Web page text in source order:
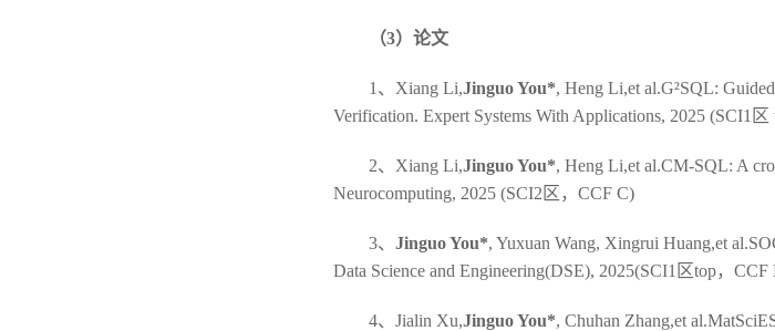
（3）论文
1、Xiang Li,Jinguo You*, Heng Li,et al.G²SQL:
Verification. Expert Systems With Applications, 2025 (SCI1
2、Xiang Li,Jinguo You*, Heng Li,et al.CM-SQL: A
Neurocomputing, 2025 (SCI2区，CCF C)
3、 Jinguo You*, Yuxuan Wang, Xingrui Huang,et
Data Science and Engineering(DSE), 2025(SCI1区top，CCF
4、Jialin Xu,Jinguo You*, Chuhan Zhang,et